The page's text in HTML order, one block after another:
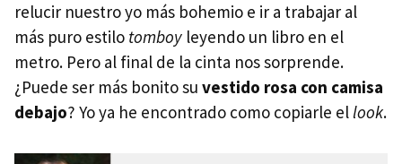
relucir nuestro yo más bohemio e ir a trabajar al
más puro estilo tomboy leyendo un libro en el
metro. Pero al final de la cinta nos sorprende.
¿Puede ser más bonito su vestido rosa con camisa
debajo? Yo ya he encontrado como copiarle ellook.